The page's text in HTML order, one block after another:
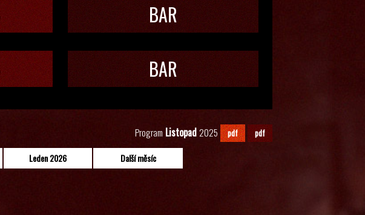
BAR
BAR
Program Listopad 2025 pdf pdf
Leden 2026 Další měsíc